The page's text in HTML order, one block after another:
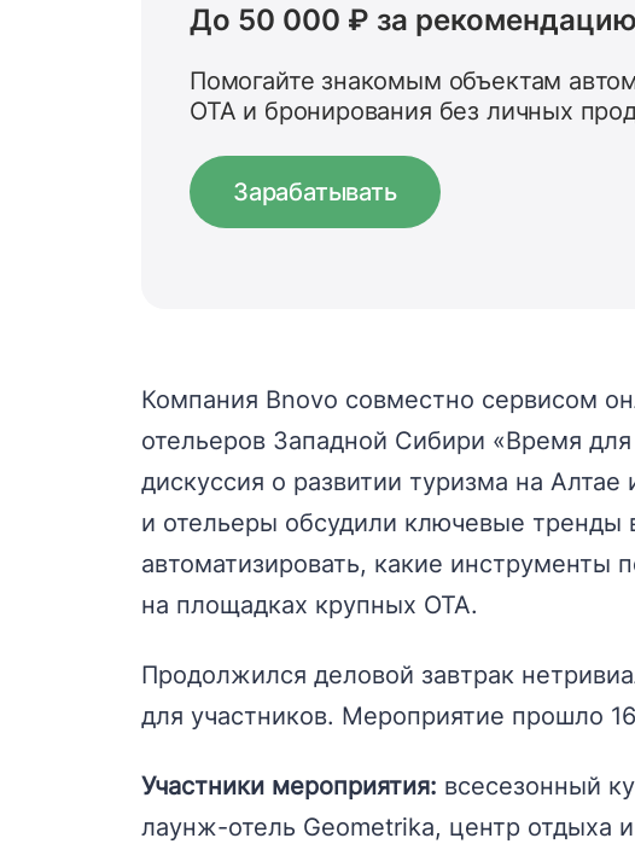
До 50 000 ₽ за
Помогайте знакомым объектам
OTA и бронирования без личных
Зарабатывать
Компания Bnovo совместно сервисом
отельеров Западной Сибири «Время
дискуссия о развитии туризма на
и отельеры обсудили ключевые тренды
автоматизировать, какие инструменты
на площадках крупных ОТА.
Продолжился деловой завтрак
для участников. Мероприятие прошло
Участники мероприятия: всесезонный
лаунж-отель Geometrika, центр отдыха